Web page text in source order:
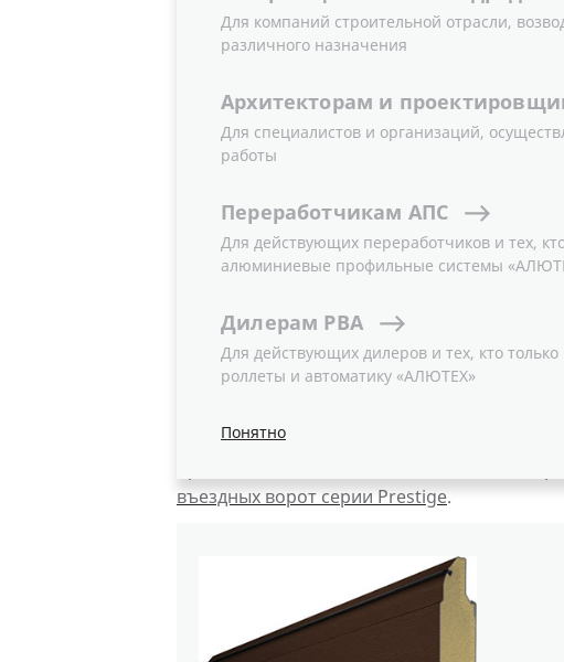
Для компаний строительной отрасли,
различного назначения
Архитекторам и
Для специалистов и организаций,
работы
Переработчикам АПС
Для действующих переработчиков и тех,
алюминиевые профильные системы
Дилерам РВА
Для действующих дилеров и тех, кто
роллеты и автоматику «АЛЮТЕХ»
Понятно
ВОРОТ
17.04.2013
Информируем вас о расширении
панорамных ворот «АЛЮТЕХ».
Реагируя на пожелания наших партнеров,
(коричневый) ГК «АЛЮТЕХ» выводит на
RAL8017 (шоколад). Ворота цвета
профлистом, который широко
въездных ворот серии Prestige.